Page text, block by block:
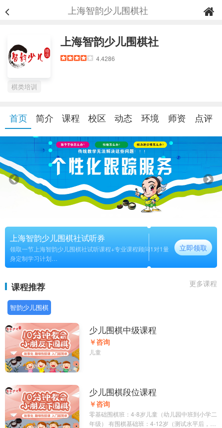
上海智韵少儿围棋社
上海智韵少儿围棋社
4.4286
棋类培训
首页 简介 课程 校区 动态 环境 师资 点评
上海智韵少儿围棋社试听券
领取一节上海智韵少儿围棋社试听课程+专业课程顾问1对1量
身定制学习计划
长期
立即领取
课程推荐 更多课程
智韵少儿围棋
少儿围棋中级课程
￥咨询
儿童
少儿围棋段位课程
￥咨询
零基础围棋班：4-8岁儿童（幼儿园中班到小学二
年级） 有围棋基础班：4-12岁（测试水平后，跟